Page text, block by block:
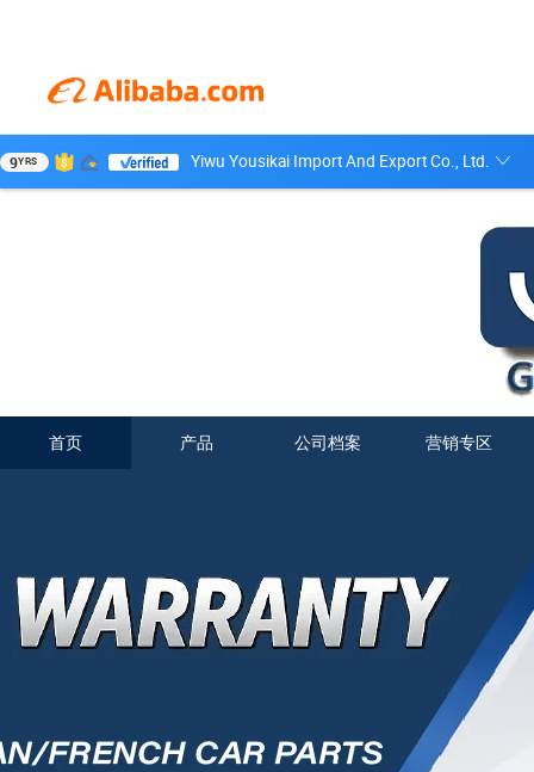
9YRS Yiwu Yousikai Import And Export Co., Ltd.
首页 产品 公司档案 营销专区